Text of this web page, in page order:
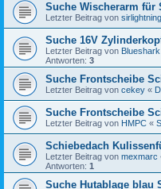
Suche Wischerarm für
Letzter Beitrag von sirlightning
Suche 16V
Letzter Beitrag von Blueshark
Antworten: 3
Suche Frontscheibe
Letzter Beitrag von cekey «
Suche Frontscheibe
Letzter Beitrag von HMPC «
Schiebedach
Letzter Beitrag von mexmarc
Antworten: 1
Suche Hutablage blau